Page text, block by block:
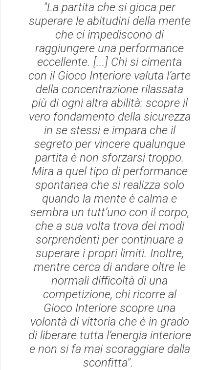
"La partita che si gioca per
superare le abitudini della mente
che ci impediscono di
raggiungere una performance
eccellente. [...] Chi si cimenta
con il Gioco Interiore valuta l’arte
della concentrazione rilassata
più di ogni altra abilità: scopre il
vero fondamento della sicurezza
in se stessi e impara che il
segreto per vincere qualunque
partita è non sforzarsi troppo.
Mira a quel tipo di performance
spontanea che si realizza solo
quando la mente è calma e
sembra un tutt’uno con il corpo,
che a sua volta trova dei modi
sorprendenti per continuare a
superare i propri limiti. Inoltre,
mentre cerca di andare oltre le
normali difficoltà di una
competizione, chi ricorre al
Gioco Interiore scopre una
volontà di vittoria che è in grado
di liberare tutta l’energia interiore
e non si fa mai scoraggiare dalla
sconfitta".